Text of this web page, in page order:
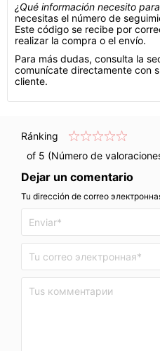
¿Qué información necesito
necesitas el número de
Este código se recibe por
realizar la compra o el envío.
Para más dudas, consulta la
comunícate directamente con
cliente.
Ránking
of 5 (Número de
Dejar un comentario
Tu dirección de correo